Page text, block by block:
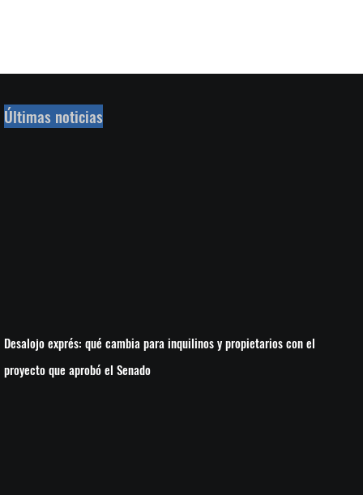
Últimas noticias
Desalojo exprés: qué cambia para inquilinos y propietarios con el
proyecto que aprobó el Senado